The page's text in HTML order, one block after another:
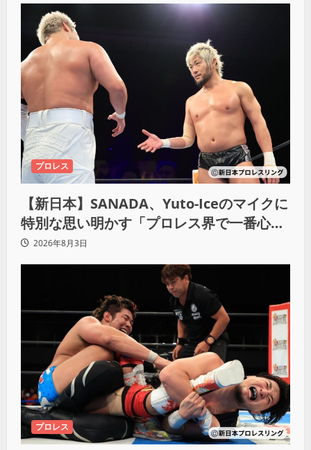
プロレス
【新日本】SANADA、Yuto-Iceのマイクに
特別な思い明かす「プロレス界で一番心に
響きました」
2026年8月3日
プロレス